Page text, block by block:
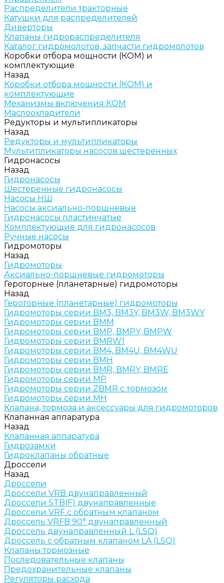
Распределители тракторные
Катушки для распределителей
Диверторы
Клапаны гидрораспределителя
Каталог гидромолотов, запчасти гидромолотов
Коробки отбора мощности (КОМ) и
комплектующие
Назад
Коробки отбора мощности (КОМ) и
комплектующие
Механизмы включения КОМ
Маслоохладители
Редукторы и мультипликаторы
Назад
Редукторы и мультипликаторы
Мультипликаторы насосов шестеренных
Гидронасосы
Назад
Гидронасосы
Шестеренные гидронасосы
Насосы НШ
Насосы аксиально-поршневые
Гидронасосы пластинчатые
Комплектующие для гидронасосов
Ручные насосы
Гидромоторы
Назад
Гидромоторы
Аксиально-поршневые гидромоторы
Героторные (планетарные) гидромоторы
Назад
Героторные (планетарные) гидромоторы
Гидромоторы серии BM3, BM3Y, BM3W, BM3WY
Гидромоторы серии BMM
Гидромоторы серии BMP, BMPY, BMPW
Гидромоторы серии BMRW1
Гидромоторы серии BМ4, BM4U, BМ4WU
Гидромоторы серии BМH
Гидромоторы серии BМR, BMRY, BМRE
Гидромоторы серии MP
Гидромоторы серии ZBMR с тормозом
Гидромоторы серии МH
Клапана, тормоза и аксессуары для гидромоторов
Клапанная аппаратура
Назад
Клапанная аппаратура
Гидрозамки
Гидроклапаны обратные
Дроссели
Назад
Дроссели
Дроссели VRB двунаправленный
Дроссели STB(F) двунаправленные
Дроссели VRF с обратным клапаном
Дроссель VRFB 90° двунаправленный
Дроссель двунаправленный L (LSQ)
Дроссель с обратным клапаном LA (LSQ)
Клапаны тормозные
Последовательные клапаны
Предохранительные клапаны
Регуляторы расхода